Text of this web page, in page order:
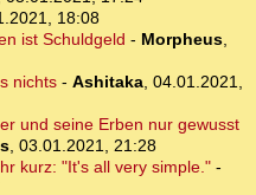
18:08
ist Schuldgeld - Morpheus,
nichts- Ashitaka, 04.01.2021,
und seine Erben nur gewusst
, 03.01.2021, 21:28
kurz: "It's all very simple."-